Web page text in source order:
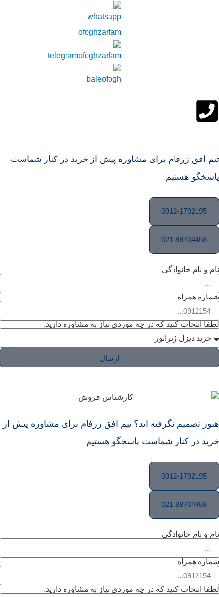
تیم افق زرفام برای مشاوره پیش از خرید در کنار شماست
پاسخگو هستیم
0912-1792195
021-88704458
نام و نام خانوادگی
شماره همراه
لطفا انتخاب کنید که در چه موردی نیاز به مشاوره دارید.
ارسال
هنوز تصمیم نگرفته اید؟ تیم افق زرفام برای مشاوره پیش از
خرید در کنار شماست پاسخگو هستیم
0912-1792195
021-88704458
نام و نام خانوادگی
شماره همراه
لطفا انتخاب کنید که در چه موردی نیاز به مشاوره دارید.